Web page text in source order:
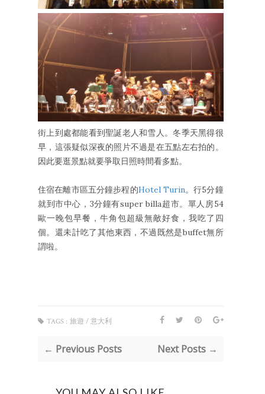
街上到處都能看到聖誕老人和雪人。冬季天黑得很
早，這張疑似深夜的照片不過是在五點左右拍的。
因此要逛景點就要爭取日照時間看多點。
住宿在離市區五分鐘步程的Hotel Turin。行5分鐘
就到市中心，3分鐘有super billa超市。單人房54
歐一晚包早餐，牛角包超級無敵好食，我吃了四
個。還未計吃了其他東西，不過既然是buffet無所
謂啦。
TAGS : 旅遊 / 意大利
← Previous Posts Next Posts →